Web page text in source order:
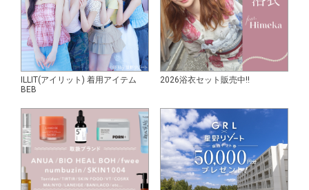
ILLIT(アイリット) 着用アイテム
BEB
2026浴衣セット販売中!!